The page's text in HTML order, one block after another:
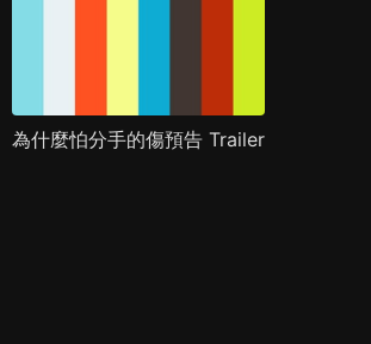
為什麼怕分手的傷預告 Trailer